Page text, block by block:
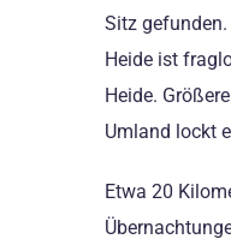
Sitz gefunden.
Heide ist
Heide.
Umland lockt
Etwa 20